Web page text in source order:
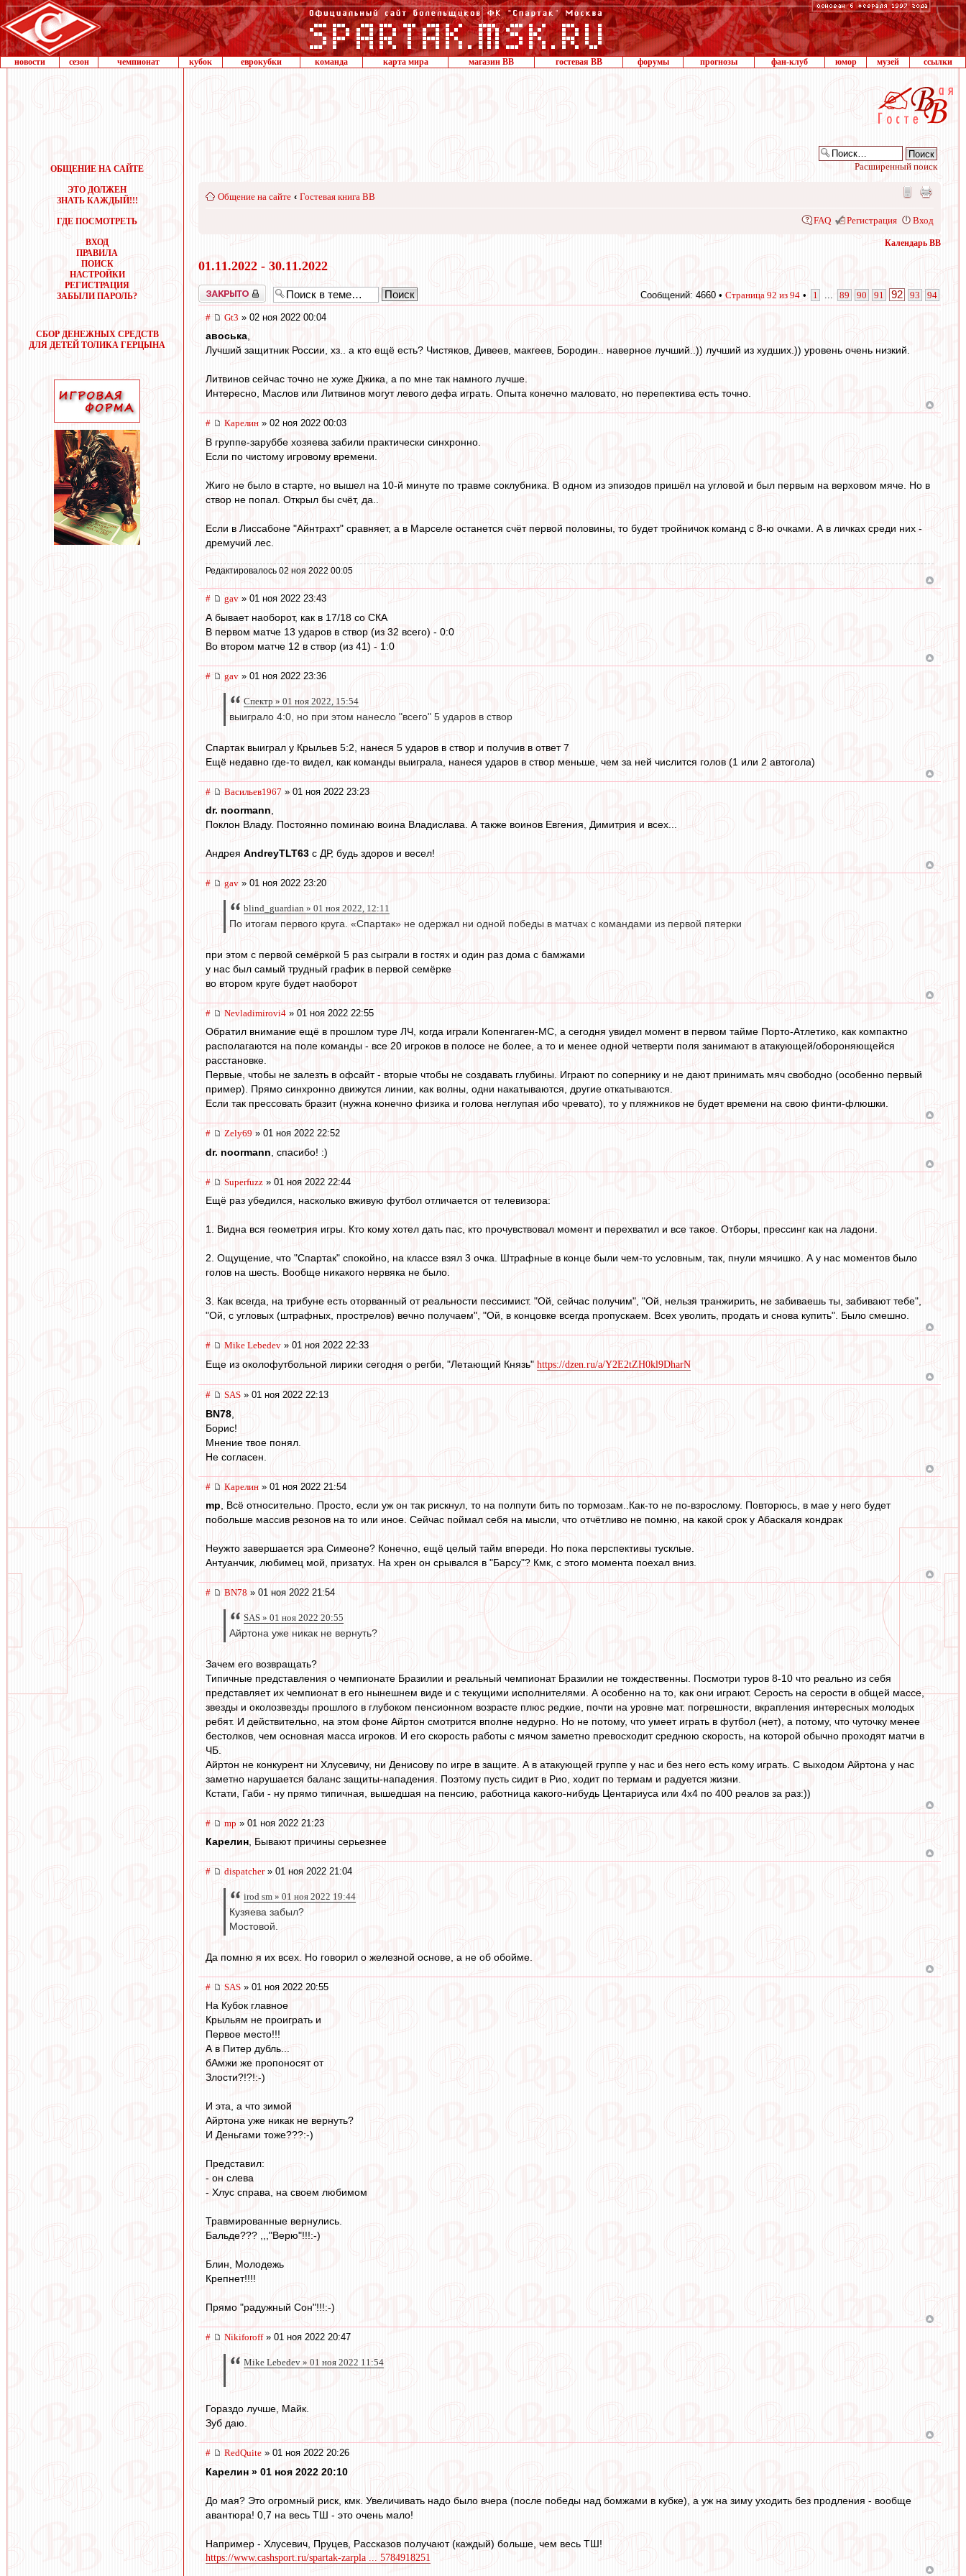
новости сезон чемпионат кубок еврокубки команда карта мира магазин ВВ гостевая ВВ форумы прогнозы фан-клуб юмор музей ссылки
ОБЩЕНИЕ НА САЙТЕ
ЭТО ДОЛЖЕН
ЗНАТЬ КАЖДЫЙ!!!
ГДЕ ПОСМОТРЕТЬ
ВХОД
ПРАВИЛА
ПОИСК
НАСТРОЙКИ
РЕГИСТРАЦИЯ
ЗАБЫЛИ ПАРОЛЬ?
СБОР ДЕНЕЖНЫХ СРЕДСТВ
ДЛЯ ДЕТЕЙ ТОЛИКА ГЕРЦЫНА
Расширенный поиск
Общение на сайте ‹ Гостевая книга ВВ
FAQ Регистрация Вход
Календарь ВВ
01.11.2022 - 30.11.2022
Закрыто Сообщений: 4660 • Страница 92 из 94 • 1 89 90 91 92 93 94
# Gt3 » 02 ноя 2022 00:04
авоська,
Лучший защитник России, хз.. а кто ещё есть? Чистяков, Дивеев, макгеев, Бородин.. наверное лучший..)) лучший из худших.)) уровень очень низкий.
Литвинов сейчас точно не хуже Джика, а по мне так намного лучше.
Интересно, Маслов или Литвинов могут левого дефа играть. Опыта конечно маловато, но перепектива есть точно.
# Карелин » 02 ноя 2022 00:03
В группе-заруббе хозяева забили практически синхронно.
Если по чистому игровому времени.
Жиго не было в старте, но вышел на 10-й минуте по травме соклубника. В одном из эпизодов пришёл на угловой и был первым на верховом мяче. Но в
створ не попал. Открыл бы счёт, да..
Если в Лиссабоне "Айнтрахт" сравняет, а в Марселе останется счёт первой половины, то будет тройничок команд с 8-ю очками. А в личках среди них -
дремучий лес.
Редактировалось 02 ноя 2022 00:05
# gav » 01 ноя 2022 23:43
А бывает наоборот, как в 17/18 со СКА
В первом матче 13 ударов в створ (из 32 всего) - 0:0
Во втором матче 12 в створ (из 41) - 1:0
# gav » 01 ноя 2022 23:36
Спектр » 01 ноя 2022, 15:54
выиграло 4:0, но при этом нанесло "всего" 5 ударов в створ
Спартак выиграл у Крыльев 5:2, нанеся 5 ударов в створ и получив в ответ 7
Ещё недавно где-то видел, как команды выиграла, нанеся ударов в створ меньше, чем за ней числится голов (1 или 2 автогола)
# Васильев1967 » 01 ноя 2022 23:23
dr. noormann
Поклон Владу. Постоянно поминаю воина Владислава. А также воинов Евгения, Димитрия и всех...
Андрея AndreyTLT63 с ДР, будь здоров и весел!
# gav » 01 ноя 2022 23:20
blind_guardian » 01 ноя 2022, 12:11
По итогам первого круга. «Спартак» не одержал ни одной победы в матчах с командами из первой пятерки
при этом с первой семёркой 5 раз сыграли в гостях и один раз дома с бамжами
у нас был самый трудный график в первой семёрке
во втором круге будет наоборот
# Nevladimirovi4 » 01 ноя 2022 22:55
Обратил внимание ещё в прошлом туре ЛЧ, когда играли Копенгаген-МС, а сегодня увидел момент в первом тайме Порто-Атлетико, как компактно
располагаются на поле команды - все 20 игроков в полосе не более, а то и менее одной четверти поля занимают в атакующей/обороняющейся
расстановке.
Первые, чтобы не залезть в офсайт - вторые чтобы не создавать глубины. Играют по сопернику и не дают принимать мяч свободно (особенно первый
пример). Прямо синхронно движутся линии, как волны, одни накатываются, другие откатываются.
Если так прессовать бразит (нужна конечно физика и голова неглупая ибо чревато), то у пляжников не будет времени на свою финти-флюшки.
# Zely69 » 01 ноя 2022 22:52
dr. noormann , спасибо! :)
# Superfuzz » 01 ноя 2022 22:44
Ещё раз убедился, насколько вживую футбол отличается от телевизора:
1. Видна вся геометрия игры. Кто кому хотел дать пас, кто прочувствовал момент и перехватил и все такое. Отборы, прессинг как на ладони.
2. Ощущение, что "Спартак" спокойно, на классе взял 3 очка. Штрафные в конце были чем-то условным, так, пнули мячишко. А у нас моментов было
голов на шесть. Вообще никакого нервяка не было.
3. Как всегда, на трибуне есть оторванный от реальности пессимист. "Ой, сейчас получим", "Ой, нельзя транжирить, не забиваешь ты, забивают тебе",
"Ой, с угловых (штрафных, прострелов) вечно получаем", "Ой, в концовке всегда пропускаем. Всех уволить, продать и снова купить". Было смешно.
# Mike Lebedev » 01 ноя 2022 22:33
Еще из околофутбольной лирики сегодня о регби, "Летающий Князь" https://dzen.ru/a/Y2E2tZH0kl9DharN
# SAS » 01 ноя 2022 22:13
BN78
Борис!
Мнение твое понял.
Не согласен.
# Карелин » 01 ноя 2022 21:54
mp, Всё относительно. Просто, если уж он так рискнул, то на полпути бить по тормозам..Как-то не по-взрослому. Повторюсь, в мае у него будет
побольше массив резонов на то или иное. Сейчас поймал себя на мысли, что отчётливо не помню, на какой срок у Абаскаля кондрак
Неужто завершается эра Симеоне? Конечно, ещё целый тайм впереди. Но пока перспективы тусклые.
Антуанчик, любимец мой, призатух. На хрен он срывался в "Барсу"? Кмк, с этого момента поехал вниз.
# BN78 » 01 ноя 2022 21:54
SAS » 01 ноя 2022 20:55
Айртона уже никак не вернуть?
Зачем его возвращать?
Типичные представления о чемпионате Бразилии и реальный чемпионат Бразилии не тождественны. Посмотри туров 8-10 что реально из себя
представляет их чемпионат в его нынешнем виде и с текущими исполнителями. А особенно на то, как они играют. Серость на серости в общей массе,
звезды и околозвезды прошлого в глубоком пенсионном возрасте плюс редкие, почти на уровне мат. погрешности, вкрапления интересных молодых
ребят. И действительно, на этом фоне Айртон смотрится вполне недурно. Но не потому, что умеет играть в футбол (нет), а потому, что чуточку менее
бестолков, чем основная масса игроков. И его скорость работы с мячом заметно превосходит среднюю скорость, на которой обычно проходят матчи в
ЧБ.
Айртон не конкурент ни Хлусевичу, ни Денисову по игре в защите. А в атакующей группе у нас и без него есть кому играть. С выходом Айртона у нас
заметно нарушается баланс защиты-нападения. Поэтому пусть сидит в Рио, ходит по термам и радуется жизни.
Кстати, Габи - ну прямо типичная, вышедшая на пенсию, работница какого-нибудь Центариуса или 4х4 по 400 реалов за раз:))
# mp » 01 ноя 2022 21:23
Карелин, Бывают причины серьезнее
# dispatcher» 01 ноя 2022 21:04
irod sm » 01 ноя 2022 19:44
Кузяева забыл?
Мостовой.
Да помню я их всех. Но говорил о железной основе, а не об обойме.
# SAS » 01 ноя 2022 20:55
На Кубок главное
Крыльям не проиграть и
Первое место!!!
А в Питер дубль...
бАмжи же пропоносят от
Злости?!?!:-)
И эта, а что зимой
Айртона уже никак не вернуть?
И Деньгами тоже???:-)
Представил:
- он слева
- Хлус справа, на своем любимом
Травмированные вернулись.
Бальде??? ,,,"Верю"!!!:-)
Блин, Молодежь
Крепнет!!!!
Прямо "радужный Сон"!!!:-)
# Nikiforoff» 01 ноя 2022 20:47
Mike Lebedev » 01 ноя 2022 11:54
Гораздо лучше, Майк.
Зуб даю.
# RedQuite » 01 ноя 2022 20:26
Карелин » 01 ноя 2022 20:10
До мая? Это огромный риск, кмк. Увеличивать надо было вчера (после победы над бомжами в кубке), а уж на зиму уходить без продления - вообще
авантюра! 0,7 на весь ТШ - это очень мало!
Например - Хлусевич, Пруцев, Рассказов получают (каждый) больше, чем весь ТШ!
https://www.cashsport.ru/spartak-zarpla ... 5784918251